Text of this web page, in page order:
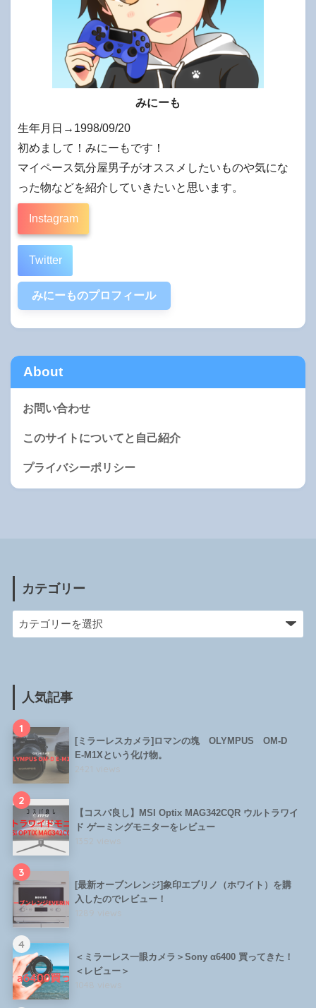
みにーも
生年月日→1998/09/20
初めまして！みにーもです！
マイペース気分屋男子がオススメしたいものや気にな
った物などを紹介していきたいと思います。
Instagram
Twitter
みにーものプロフィール
About
お問い合わせ
このサイトについてと自己紹介
プライバシーポリシー
カテゴリー
人気記事
1
[ミラーレスカメラ]ロマンの塊 OLYMPUS OM-D
E-M1Xという化け物。
2421 views
2
【コスパ良し】MSI Optix MAG342CQR ウルトラワイ
ド ゲーミングモニターをレビュー
1352 views
3
[最新オーブンレンジ]象印エブリノ（ホワイト）を購
入したのでレビュー！
1289 views
4
＜ミラーレス一眼カメラ＞Sony α6400 買ってきた！
＜レビュー＞
1048 views